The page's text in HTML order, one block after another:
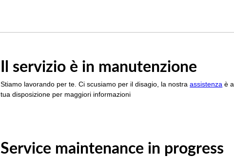
Il servizio è in manutenzione
Stiamo lavorando per te. Ci scusiamo per il disagio, la nostraassistenza è a
tua disposizione per maggiori informazioni
Service maintenance in progress